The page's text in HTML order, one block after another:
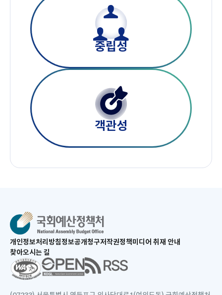
중립성
객관성
개인정보처리방침새
으
로
정보공개청구저작권정책미디어 취재 안내
찾아오시는 길
새
창